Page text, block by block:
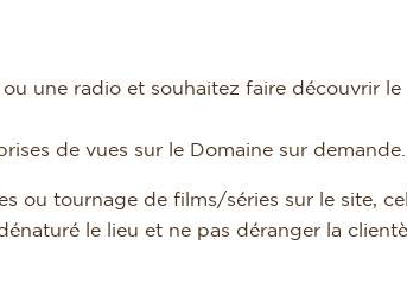
une radio et souhaitez faire découvrir le
de vues sur le Domaine sur demande.
ou tournage de films/séries sur le site,
le lieu et ne pas déranger la